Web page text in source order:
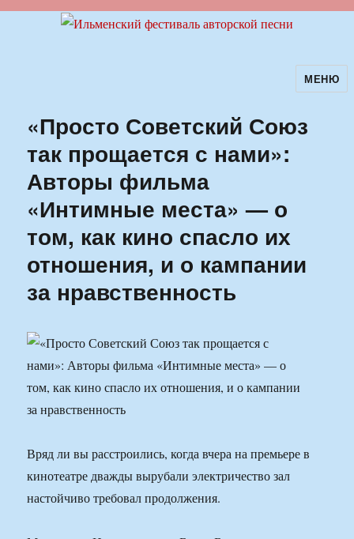
Ильменский фестиваль авторскойМЕНЮ
«Просто Советский Союз
так прощается с нами»:
Авторы фильма
«Интимные места» — о
том, как кино спасло их
отношения, и о кампании
за нравственность
Вряд ли вы расстроились, когда вчера на премьере в
кинотеатре дважды вырубали электричество зал
настойчиво требовал продолжения.